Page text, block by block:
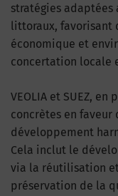
stratégies adaptées
littoraux, favorisant
économique et
concertation locale
VEOLIA et SUEZ,
concrètes en
développement
Cela inclut le
via la réutilisation
préservation de la